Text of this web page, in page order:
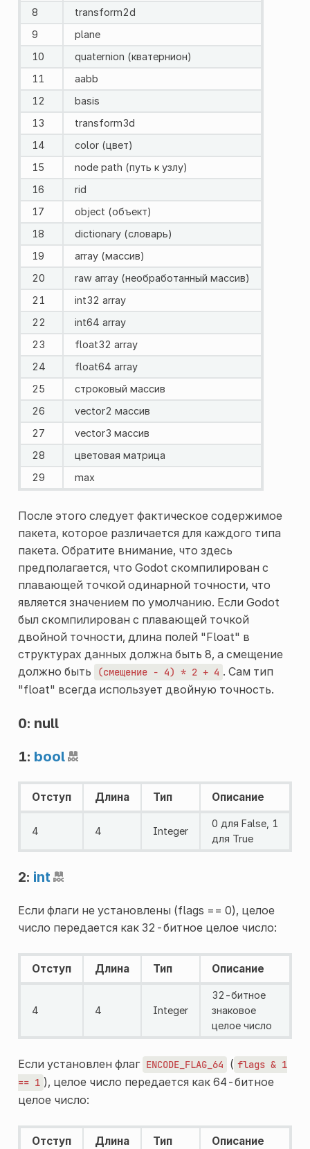
8
trаnsform2d
9
plаne
10
quaternion (кватернион)
11
аabb
12
bаsis
13
transform3d
14
color (цвет)
15
node path (путь к узлу)
16
rіd
17
object (объект)
18
dictionary (словарь)
19
array (массив)
20
raw array (необработанный массив)
21
int32 array
22
int64 array
23
float32 array
24
float64 array
25
строковый массив
26
vector2 массив
27
vector3 массив
28
цветовая матрица
29
max
После этого следует фактическое содержимое
пакета, которое различается для каждого типа
пакета. Обратите внимание, что здесь
предполагается, что Godot скомпилирован с
плавающей точкой одинарной точности, что
является значением по умолчанию. Если Godot
был скомпилирован с плавающей точкой
двойной точности, длина полей "Float" в
структурах данных должна быть 8, а смещение
должно быть
(смещение - 4) * 2 + 4 . Сам тип
"float" всегда использует двойную точность.
0: null
1: bool
Отступ Длина Тип Описание
4 4 Integer
0 для False, 1
для True
2: int
Если флаги не установлены (flags == 0), целое
число передается как 32-битное целое число:
Отступ Длина Тип Описание
4 4 Integer
32-битное
знаковое
целое число
Если установлен флаг ENCODE_FLAG_64 ( flags & 1
== 1 ), целое число передается как 64-битное
целое число:
Отступ Длина Тип Описание